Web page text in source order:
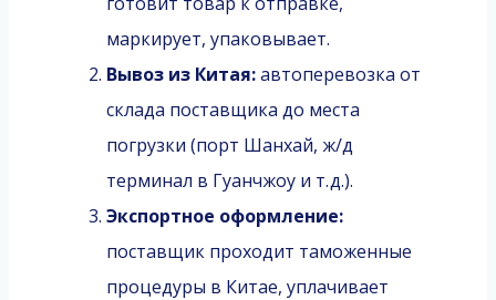
маркирует, упаковывает.
Вывоз из Китая:автоперевозка от
склада поставщика до места
погрузки (порт Шанхай, ж/д
терминал в Гуанчжоу и т. д.).
Экспортное оформление:
поставщик проходит таможенные
процедуры в Китае, уплачивает